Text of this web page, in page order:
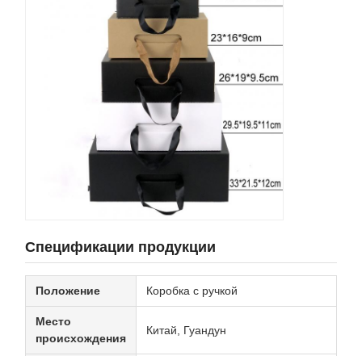
Спецификации продукции
Положение Коробка с ручкой
Место
происхождения
Китай, Гуандун